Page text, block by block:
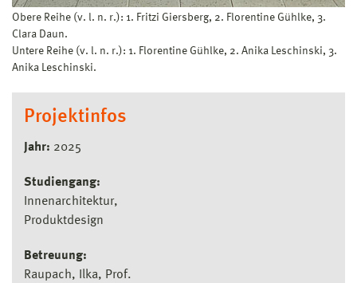
Obere Reihe (v. l. n. r.): 1. Fritzi Giersberg, 2. Florentine Gühlke, 3.
Clara Daun.
Untere Reihe (v. l. n. r.): 1. Florentine Gühlke, 2. Anika Leschinski, 3.
Anika Leschinski.
Projektinfos
Jahr: 2025
Studiengang:
Innenarchitektur
Produktdesign
Betreuung:
Raupach, Ilka, Prof.